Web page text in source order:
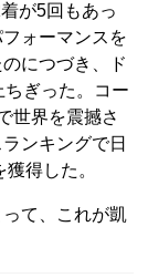
が5回もあっ
ォーマンスを
につづき、ド
ぎった。コー
世界を震撼さ
ンキングで日
得した。
て、これが凱